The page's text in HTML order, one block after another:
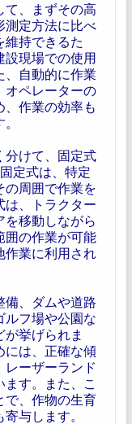
て、まずその高
測定方法に比べ
維持できるた
設現場での使用
、自動的に作業
オペレーターの
、作業の効率も
分けて、固定式
定式は、特定
の周囲で作業を
は、トラクター
を移動しながら
囲の作業が可能
作業に利用され
備、ダムや道路
ルフ場や公園な
挙げられま
には、正確な傾
レーザーランド
す。また、こ
で、作物の生育
与します。